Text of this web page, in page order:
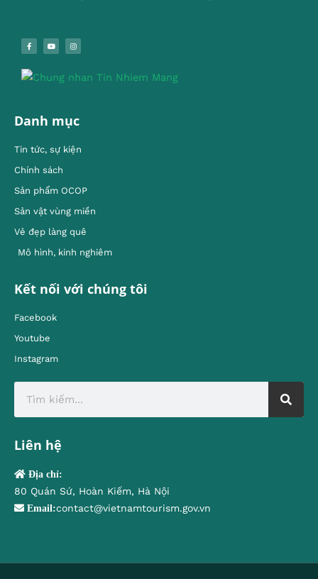
Danh mục
Tin tức, sự kiện
Chính sách
Sản phẩm OCOP
Sản vật vùng miền
Vẻ đẹp làng quê
Mô hình, kinh nghiêm
Kết nối với chúng tôi
Facebook
Youtube
Instagram
Liên hệ
Địa chỉ:
80 Quán Sứ, Hoàn Kiếm, Hà Nội
Email:contact@vietnamtourism.gov.vn